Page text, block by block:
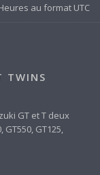
au format UTC
TWINS
GT et T deux
GT125,